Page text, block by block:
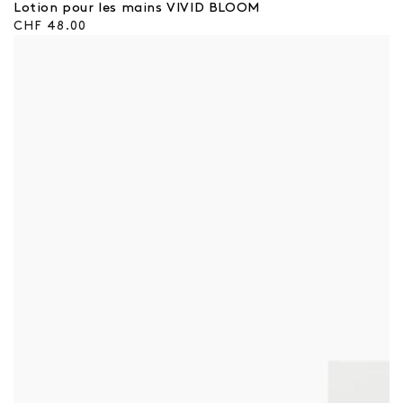
Lotion pour les mains VIVID BLOOM
Prix
CHF 48.00